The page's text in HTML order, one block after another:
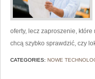
oferty, lecz zaproszenie,
chcą szybko sprawdzić, czy
CATEGORIES: NOWE